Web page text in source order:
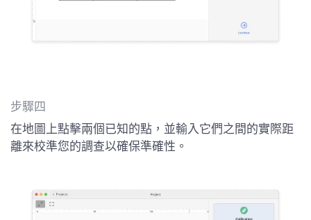
步驟四
在地圖上點擊兩個已知的點，並輸入它們之間的實際距
離來校準您的調查以確保準確性。